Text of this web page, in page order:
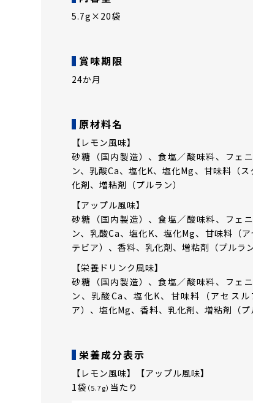
5.7g×20袋
賞味期限
24か月
原材料名
【レモン風味】
砂糖（国内製造）、食塩／酸味料、フェ
ン、乳酸Ca、塩化K、塩化Mg、甘味料（
化剤、増粘剤（プルラン）
【アップル風味】
砂糖（国内製造）、食塩／酸味料、フェ
ン、乳酸Ca、塩化K、塩化Mg、甘味料（
テビア）、香料、乳化剤、増粘剤（プルラン
【栄養ドリンク風味】
砂糖（国内製造）、食塩／酸味料、フェ
ン、乳酸Ca、塩化K、甘味料（アセス
ア）、塩化Mg、香料、乳化剤、増粘剤（プ
栄養成分表示
【レモン風味】【アップル風味】
1袋 （5.7g） 当たり